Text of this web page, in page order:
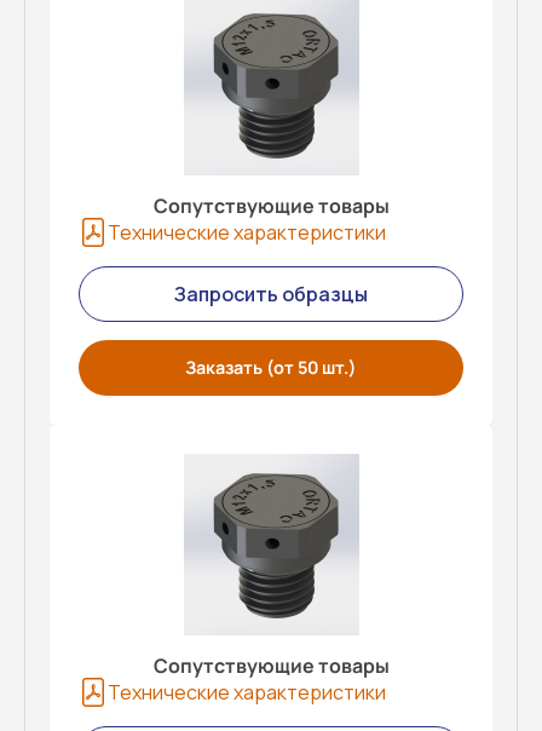
Сопутствующие товары
Технические характеристики
Запросить образцы
Заказать (от 50 шт.)
Сопутствующие товары
Технические характеристики